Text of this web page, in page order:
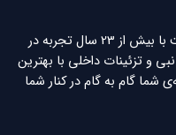
، مفتخر است با بیش از 23 سال تجربه در
و تزئینات داخلی با بهترین
گام به گام در کنار شما